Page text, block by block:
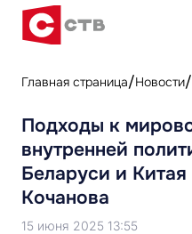
Главная страница Новости
Подходы к
внутренней
Беларуси и
Кочанова
15 июня 2025 13:55